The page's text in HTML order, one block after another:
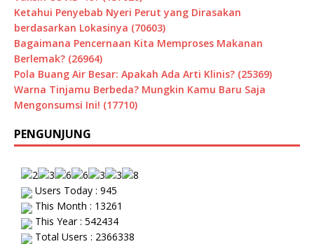
Ketahui Penyebab Nyeri Perut yang Dirasakan
berdasarkan Lokasinya (70603)
Bagaimana Pencernaan Kita Memproses Makanan
Berlemak? (26964)
Pola Buang Air Besar: Apakah Ada Arti Klinis? (25369)
Warna Tinjamu Berbeda? Mungkin Kamu Baru Saja
Mengonsumsi Ini! (17710)
PENGUNJUNG
Users Today : 945
This Month : 13261
This Year : 542434
Total Users : 2366338